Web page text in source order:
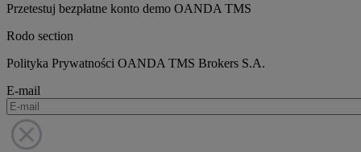
Przetestuj bezpłatne konto demo OANDA TMS
Rodo section
Polityka Prywatności OANDA TMS Brokers S.A.
E-mail